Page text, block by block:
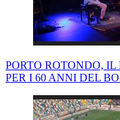
PORTO ROTONDO,
PER I 60 ANNI DEL